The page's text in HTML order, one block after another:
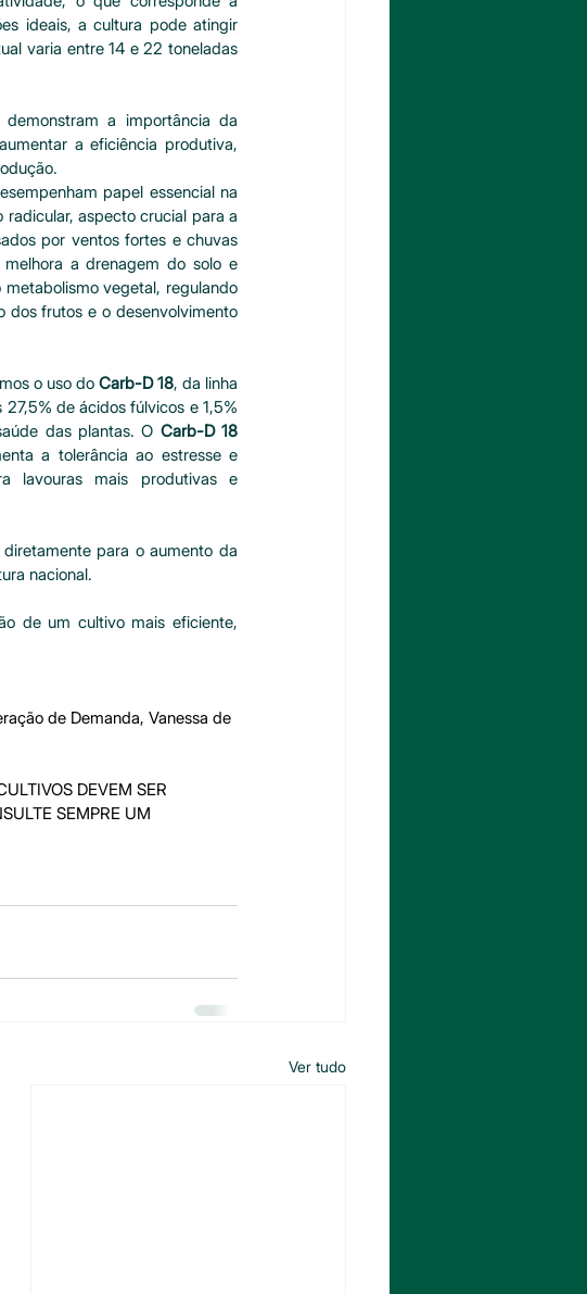
ideais, a cultura pode atingir
varia entre 14 e 22 toneladas
a importância da
a eficiência produtiva,
papel essencial na
aspecto crucial para a
por ventos fortes e chuvas
a drenagem do solo e
vegetal, regulando
dos frutos e o desenvolvimento
o uso do Carb-D 18, da linha
de ácidos fúlvicos e 1,5%
das plantas. O
a tolerância ao estresse e
lavouras mais produtivas e
para o aumento da
nacional.
de um cultivo mais eficiente,
de Demanda, Vanessa de
DEVEM SER
SEMPRE UM
Ver tudo